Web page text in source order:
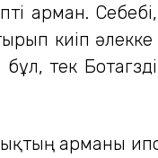
арман.
киіп
тек
арманы